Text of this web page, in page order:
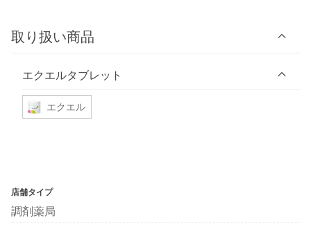
取り扱い商品
エクエルタブレット
エクエル
店舗タイプ
調剤薬局